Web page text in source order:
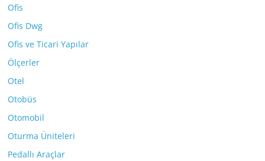
Ofis
Ofis Dwg
Ofis ve Ticari Yapılar
Ölçerler
Otel
Otobüs
Otomobil
Oturma Üniteleri
Pedallı Araçlar